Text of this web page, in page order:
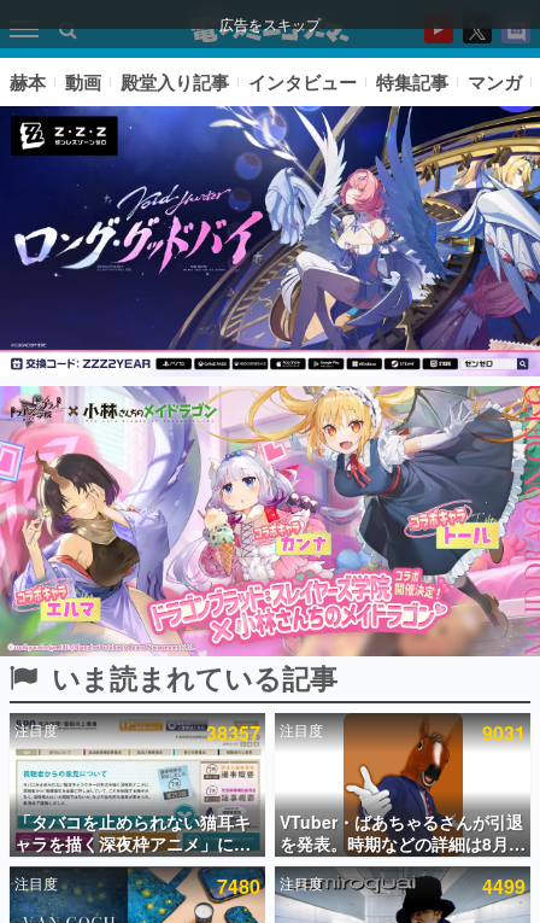
広告をスキップ
ピックアップ
電ファミのいま読まれている記事ランキング
アプリセール情報
インタビュー
連載・特集一覧
殿堂入り記事
SNS拡散数が数千以上！ ページビュー数万以上！ などな
ど。多くの人々に読まれた、電ファミ渾身の“殿堂入り”記
事をまとめました。
ゲームの企画書
名作ゲームクリエイターの方々に製作時のエピソードをお
聞きし、ヒットする企画（ゲーム）とは何か？を探ってい
きます。
赫本
この物語を解いてはいけない。『赫本』は、〈試験問題〉
の形をした短編ホラー小説集です。
赫本 動画 殿堂入り記事 インタビュー 特集記事 マンガ
いま読まれている記事
注目度 38357
「タバコを止められない猫耳キ
ャラを描く深夜枠アニメ」に視
聴者の一部から批判意見。違法
薬物の使用と思しき描写も含め
て、BPOが議論を交わす
注目度 9031
VTuber・ばあちゃるさんが引退
を発表。時期などの詳細は8月9
日15時からの配信で説明
注目度 7480 注目度 4499